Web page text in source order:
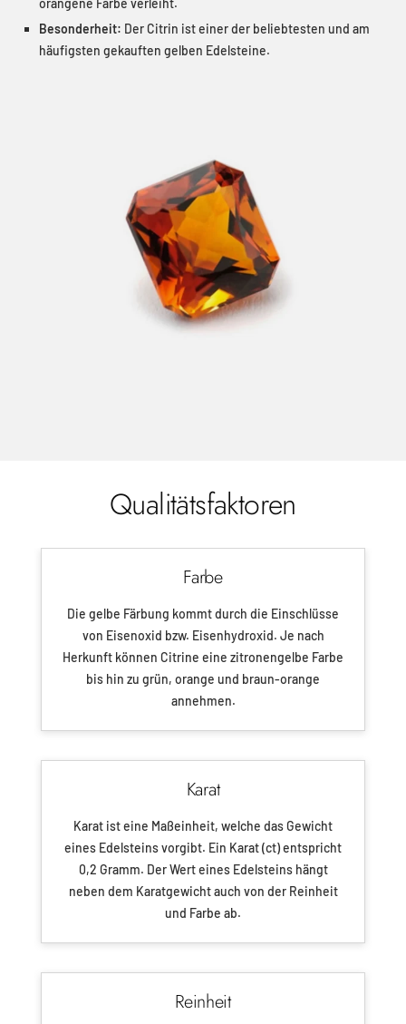
orangene Farbe verleiht.
Besonderheit: Der Citrin ist einer der beliebtesten und am
häufigsten gekauften gelben Edelsteine.
Qualitätsfaktoren
Farbe
Die gelbe Färbung kommt durch die Einschlüsse
von Eisenoxid bzw. Eisenhydroxid. Je nach
Herkunft können Citrine eine zitronengelbe Farbe
bis hin zu grün, orange und braun-orange
annehmen.
Karat
Karat ist eine Maßeinheit, welche das Gewicht
eines Edelsteins vorgibt. Ein Karat (ct) entspricht
0,2 Gramm. Der Wert eines Edelsteins hängt
neben dem Karatgewicht auch von der Reinheit
und Farbe ab.
Reinheit